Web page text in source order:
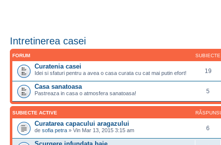
Intretinerea casei
FORUM SUBIECTE
Curatenia casei
Idei si sfaturi pentru a avea o casa curata cu cat mai putin efort! 19
Casa sanatoasa
Pastreaza in casa o atmosfera sanatoasa! 5
SUBIECTE ACTIVE
Curatarea capacului aragazului
de sofia petra » Vin Mar 13, 2015 3:15 am 6